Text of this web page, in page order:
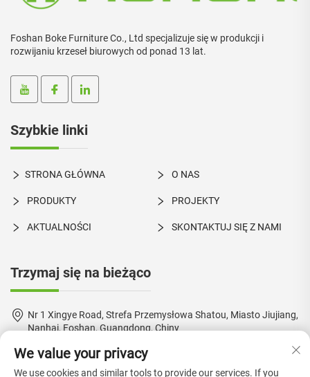
Foshan Boke Furniture Co., Ltd specjalizuje się w produkcji i
rozwijaniu krzeseł biurowych od ponad 13 lat.
Szybkie linki
STRONA GŁÓWNA O NAS
PRODUKTY PROJEKTY
AKTUALNOŚCI SKONTAKTUJ SIĘ Z NAMI
Trzymaj się na bieżąco
Nr 1 Xingye Road, Strefa Przemysłowa Shatou, Miasto Jiujiang,
Nanhai, Foshan, Guangdong, Chiny
+86-18924550960
We value your privacy
We use cookies and similar tools to provide our services. If you